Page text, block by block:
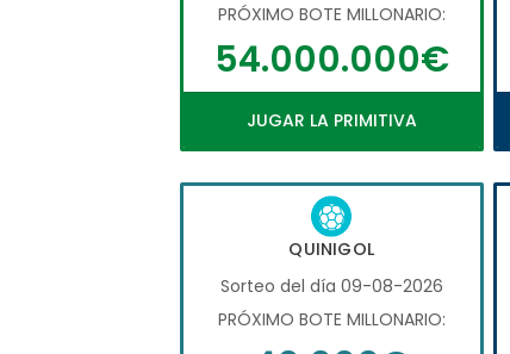
PRÓXIMO BOTE MILLONARIO:
54.000.000€
JUGAR LA PRIMITIVA
QUINIGOL
Sorteo del día 09-08-2026
PRÓXIMO BOTE MILLONARIO: